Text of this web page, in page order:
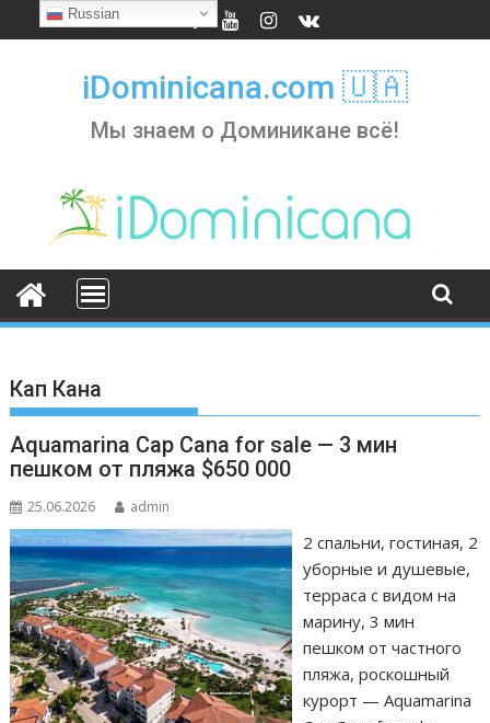
to
iDominicana.com 🇺🇦
Мы знаем о Доминикане всё!
Кап Кана
Aquamarina Cap Cana for sale — 3 мин
пешком от пляжа $650 000
25.06.2026 admin
2 спальни, гостиная, 2
уборные и душевые,
терраса с видом на
марину, 3 мин
пешком от частного
пляжа, роскошный
курорт — Aquamarina
Russian